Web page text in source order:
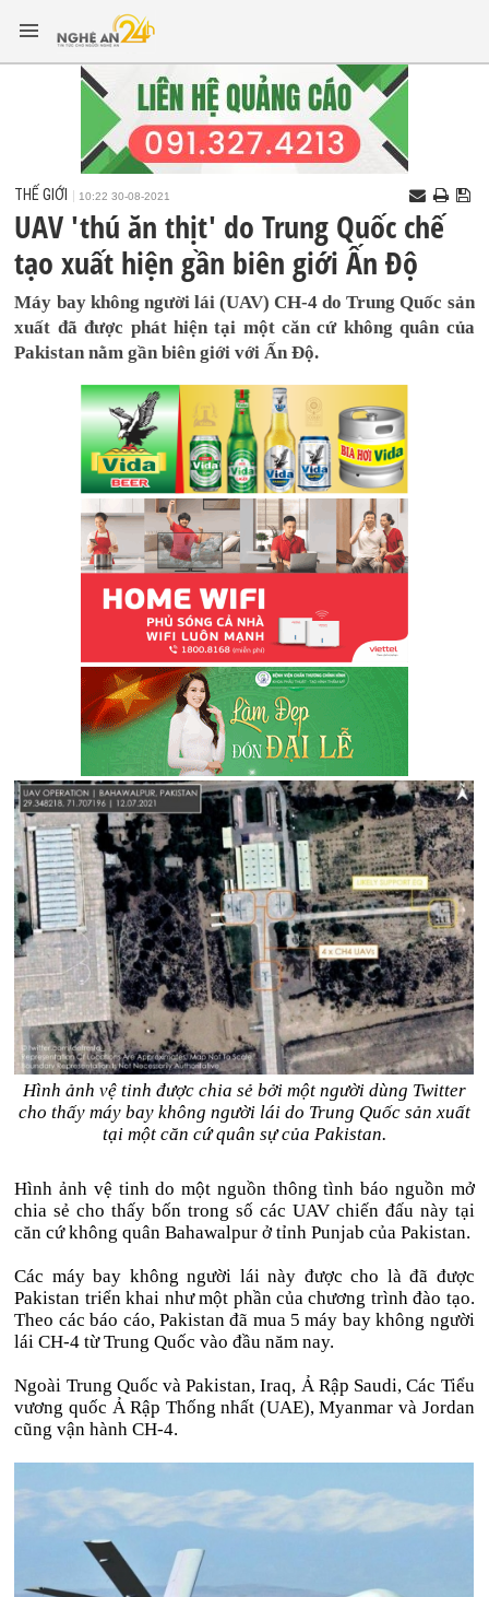
THẾ GIỚI 10:22 30-08-2021
UAV 'thú ăn thịt' do Trung Quốc chế
tạo xuất hiện gần biên giới Ấn Độ
Máy bay không người lái (UAV) CH-4 do Trung Quốc sản
xuất đã được phát hiện tại một căn cứ không quân của
Pakistan nằm gần biên giới với Ấn Độ.
Hình ảnh vệ tinh được chia sẻ bởi một người dùng Twitter
cho thấy máy bay không người lái do Trung Quốc sản xuất
tại một căn cứ quân sự của Pakistan.
Hình ảnh vệ tinh do một nguồn thông tình báo nguồn mở
chia sẻ cho thấy bốn trong số các UAV chiến đấu này tại
căn cứ không quân Bahawalpur ở tỉnh Punjab của Pakistan.
Các máy bay không người lái này được cho là đã được
Pakistan triển khai như một phần của chương trình đào tạo.
Theo các báo cáo, Pakistan đã mua 5 máy bay không người
lái CH-4 từ Trung Quốc vào đầu năm nay.
Ngoài Trung Quốc và Pakistan, Iraq, Ả Rập Saudi, Các Tiểu
vương quốc Ả Rập Thống nhất (UAE), Myanmar và Jordan
cũng vận hành CH-4.